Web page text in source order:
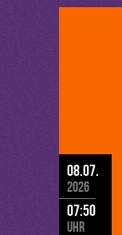
08.07.
2026
07:50
Uhr